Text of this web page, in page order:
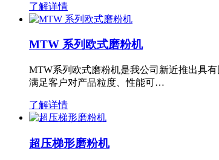
了解详情
MTW 系列欧式磨粉机
MTW系列欧式磨粉机是我公司新近推出具
满足客户对产品粒度、性能可…
了解详情
超压梯形磨粉机